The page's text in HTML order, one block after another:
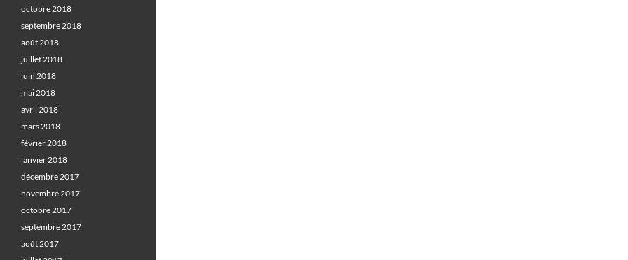
octobre 2018
septembre 2018
août 2018
juillet 2018
juin 2018
mai 2018
avril 2018
mars 2018
février 2018
janvier 2018
décembre 2017
novembre 2017
octobre 2017
septembre 2017
août 2017